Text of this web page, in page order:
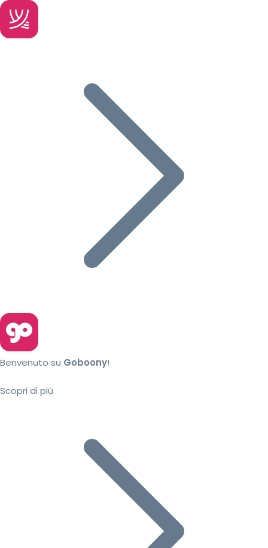
Benvenuto su Goboony!
Scopri di più